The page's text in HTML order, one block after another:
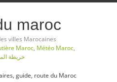
maroc
villes Marocaines
Maroc, Météo Maroc,
خريطة
guide, route du Maroc